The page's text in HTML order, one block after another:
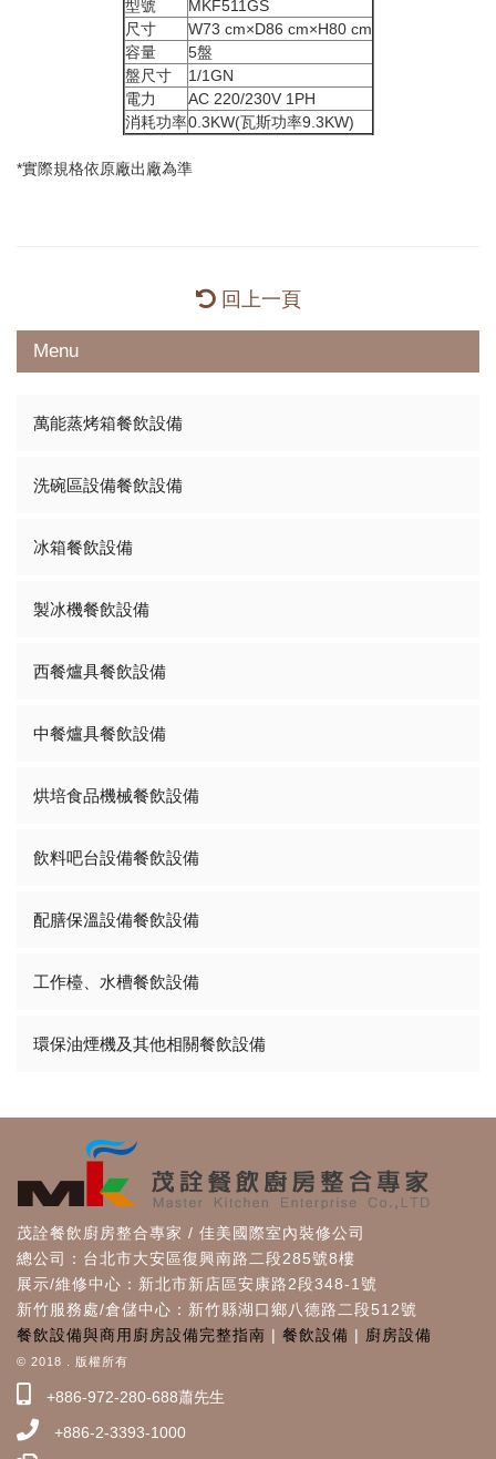
型號
MKF511GS
尺寸
W73 cm×D86 cm×H80 cm
容量
5盤
盤尺寸
1/1GN
電力
AC 220/230V 1PH
消耗功率0.3KW(瓦斯功率9.3KW)
*實際規格依原廠出廠為準
回上一頁
Menu
萬能蒸烤箱餐飲設備
洗碗區設備餐飲設備
冰箱餐飲設備
製冰機餐飲設備
西餐爐具餐飲設備
中餐爐具餐飲設備
烘培食品機械餐飲設備
飲料吧台設備餐飲設備
配膳保溫設備餐飲設備
工作檯、水槽餐飲設備
環保油煙機及其他相關餐飲設備
茂詮餐飲廚房整合專家 / 佳美國際室內裝修公司
總公司：台北市大安區復興南路二段285號8樓
展示/維修中心：新北市新店區安康路2段348-1號
新竹服務處/倉儲中心：新竹縣湖口鄉八德路二段512號
餐飲設備與商用廚房設備完整指南 | 餐飲設備 | 廚房設備
© 2018 . 版權所有
+886-972-280-688蕭先生
+886-2-3393-1000